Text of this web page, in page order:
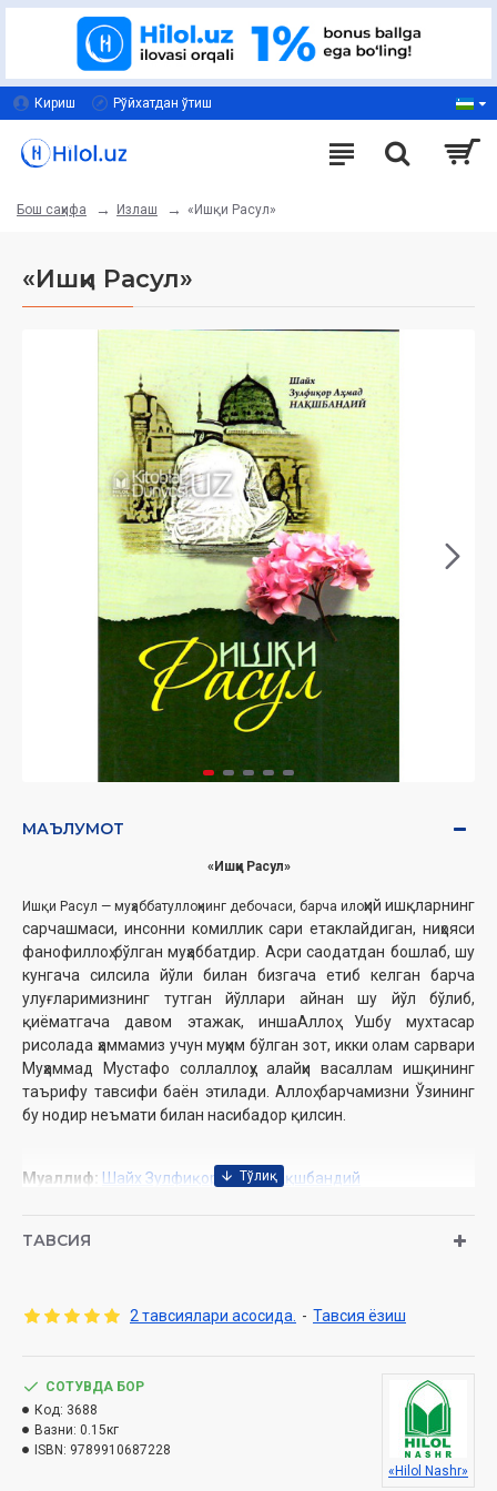
Кириш Рўйхатдан ўтиш
Бош саҳифа Излаш «Ишқи Расул»
«Ишқи Расул»
МАЪЛУМОТ
«Ишқи Расул»
Ишқи Расул — муҳаббатуллоҳнинг дебочаси, барча илоҳий ишқларнинг
сарчашмаси, инсонни комиллик сари етаклайдиган, ниҳояси
фанофиллоҳ бўлган муҳаббатдир. Асри саодатдан бошлаб, шу
кунгача силсила йўли билан бизгача етиб келган барча
улуғларимизнинг тутган йўллари айнан шу йўл бўлиб,
қиёматгача давом этажак, иншаАллоҳ. Ушбу мухтасар
рисолада ҳаммамиз учун муҳим бўлган зот, икки олам сарвари
Муҳаммад Мустафо соллаллоҳу алайҳи васаллам ишқининг
таърифу тавсифи баён этилади. Аллоҳ барчамизни Ўзининг
бу нодир неъмати билан насибадор қилсин.
Муаллиф: Шайх Зулфиқор Аҳмад Нақшбандий
Ҳажми:104 бет
Ўлчами:84×108 1/32
Ўзбекистон Республикаси Дин ишлари бўйича
қўмитасининг 2024 йил 26 декабрдаги 03-07/7534-
рақамли хулосаси асосида тайёрланди.
ТАВСИЯ
2 тавсиялари асосида. - Тавсия ёзиш
СОТУВДА БОР
Код: 3688
Вазни: 0.15кг
ISBN: 9789910687228
«Hilol Nashr»